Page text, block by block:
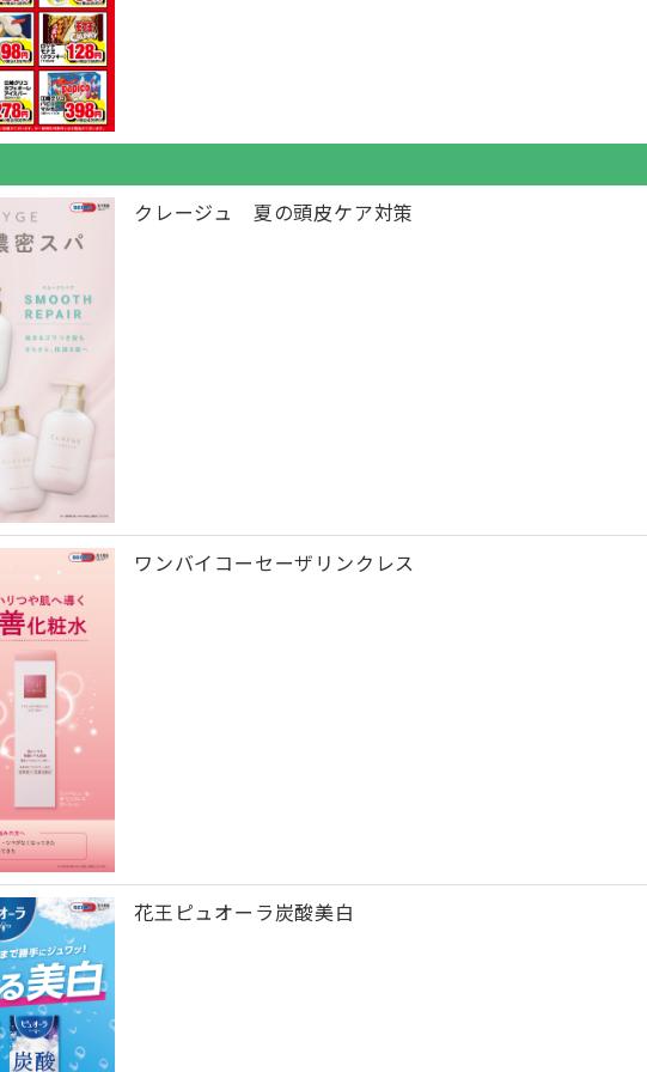
クレージュ 夏の頭皮ケア対策
ワンバイコーセーザリンクレス
花王ピュオーラ炭酸美白